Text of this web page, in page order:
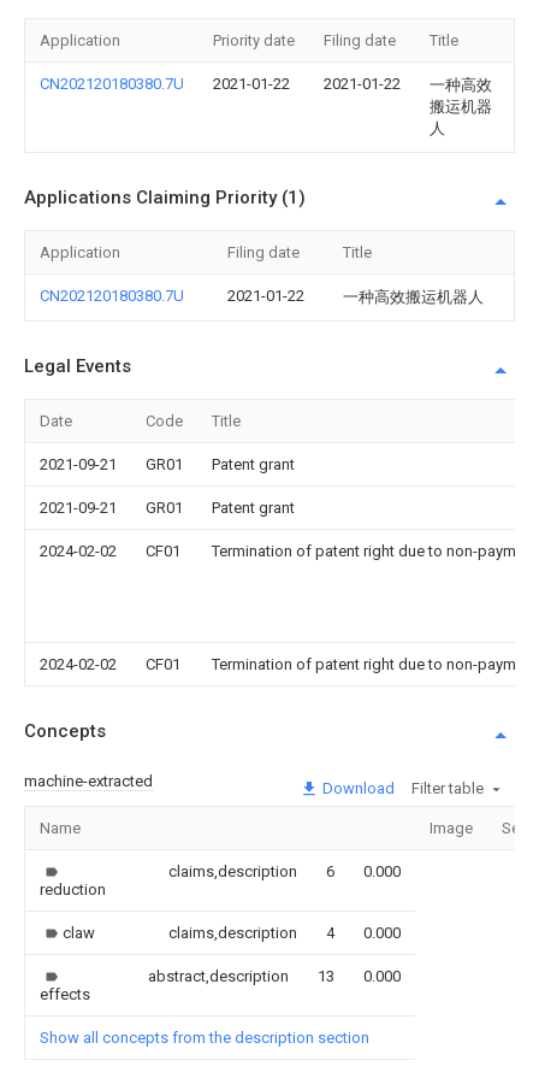
Application Priority date Filing date Title
CN202120180380.7U 2021-01-22 2021-01-22
一种高效
搬运机器
人
Applications Claiming Priority (1)
Application Filing date Title
CN202120180380.7U 2021-01-22 一种高效搬运机器人
Legal Events
Date Code Title
2021-09-21 GR01 Patent grant
2021-09-21 GR01 Patent grant
2024-02-02 CF01 Termination of patent right due to non-
2024-02-02 CF01 Termination of patent right due to non-
Concepts
machine-extracted Download Filter table
Name Image
reduction
claims,description 6 0.000
claw claims,description 4 0.000
effects
abstract,description 13 0.000
Show all concepts from the description section